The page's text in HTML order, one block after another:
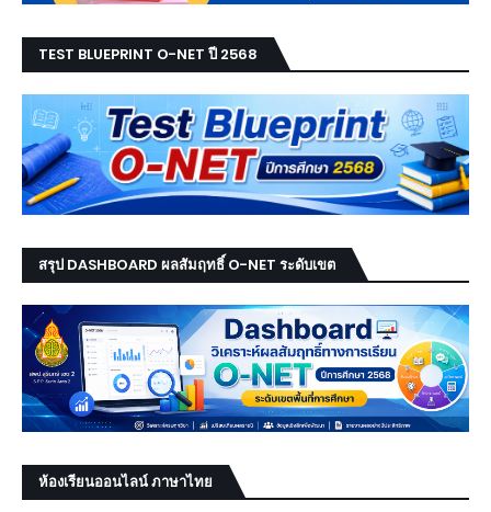
TEST BLUEPRINT O-NET ปี 2568
สรุป DASHBOARD ผลสัมฤทธิ์ O-NET ระดับเขต
ห้องเรียนออนไลน์ ภาษาไทย